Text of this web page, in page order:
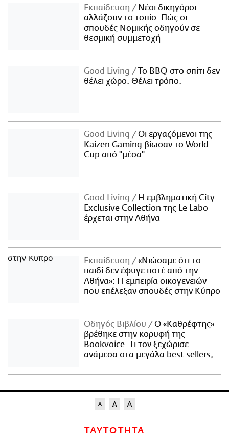
Εκπαίδευση
Νέοι δικηγόροι
αλλάζουν το τοπίο: Πώς οι
σπουδές Νομικής οδηγούν σε
θεσμική συμμετοχή
Good Living
Το BBQ στο σπίτι δεν
θέλει χώρο. Θέλει τρόπο.
Good Living
Οι εργαζόμενοι της
Kaizen Gaming βίωσαν το World
Cup από "μέσα"
Good Living
Η εμβληματική City
Exclusive Collection της Le Labo
έρχεται στην Αθήνα
Εκπαίδευση
«Νιώσαμε ότι το
παιδί δεν έφυγε ποτέ από την
Αθήνα»: Η εμπειρία οικογενειών
που επέλεξαν σπουδές στην Κύπρο
Οδηγός Βιβλίου
Ο «Καθρέφτης»
βρέθηκε στην κορυφή της
Bookvoice. Τι τον ξεχώρισε
ανάμεσα στα μεγάλα best sellers;
ΤΑΥΤΟΤΗΤΑ